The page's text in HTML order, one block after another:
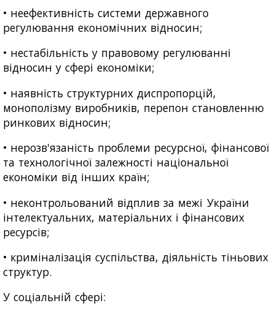
• неефективність системи державного
регулювання економічних відносин;
• нестабільність у правовому регулюванні
відносин у сфері економіки;
• наявність структурних диспропорцій,
монополізму виробників, перепон становленню
ринкових відносин;
• нерозв'язаність проблеми ресурсної, фінансової
та технологічної залежності національної
економіки від інших країн;
• неконтрольований відплив за межі України
інтелектуальних, матеріальних і фінансових
ресурсів;
• криміналізація суспільства, діяльність тіньових
структур.
У соціальній сфері: